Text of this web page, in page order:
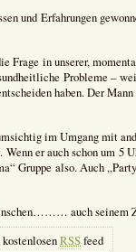
und Erfahrungen
Frage in unserer,
Probleme –
haben. Der
im Umgang mit
er auch schon um 5
Gruppe also. Auch
auch
kostenlosenRSSfeed